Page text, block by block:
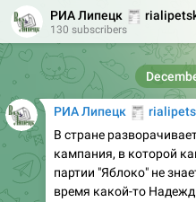
РИА Липецк
🧾
130 subscribers
РИА Липецк
🧾
В стране
кампания, в которой
партии "Яблоко" не
время какой-то